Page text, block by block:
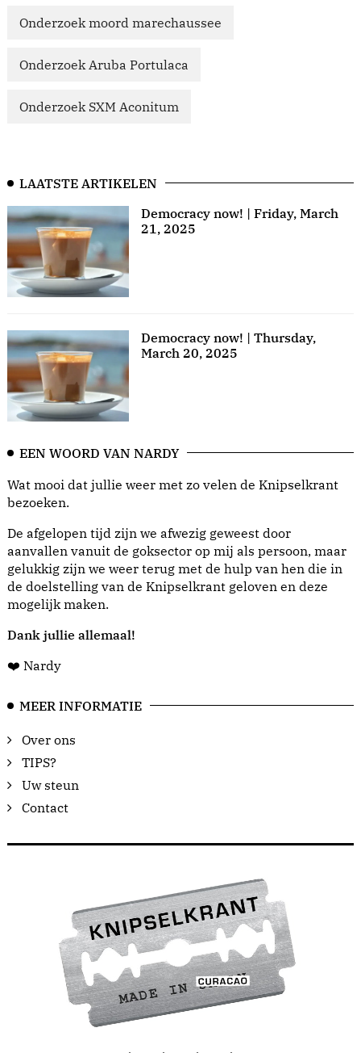
Onderzoek moord marechaussee
Onderzoek Aruba Portulaca
Onderzoek SXM Aconitum
LAATSTE ARTIKELEN
Democracy now! | Friday, March
21, 2025
Democracy now! | Thursday,
March 20, 2025
EEN WOORD VAN NARDY
Wat mooi dat jullie weer met zo velen de Knipselkrant
bezoeken.
De afgelopen tijd zijn we afwezig geweest door
aanvallen vanuit de goksector op mij als persoon, maar
gelukkig zijn we weer terug met de hulp van hen die in
de doelstelling van de Knipselkrant geloven en deze
mogelijk maken.
Dank jullie allemaal!
❤️ Nardy
MEER INFORMATIE
Over ons
TIPS?
Uw steun
Contact